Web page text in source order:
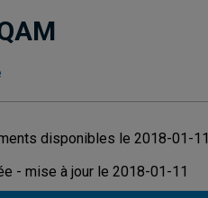
disponibles le 2018-01-11
- mise à jour le 2018-01-11